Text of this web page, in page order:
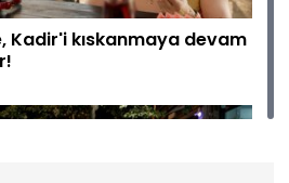
Kadir'i kıskanmaya devam